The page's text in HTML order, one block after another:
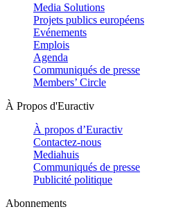
Media Solutions
Projets publics européens
Evénements
Emplois
Agenda
Communiqués de presse
Members’ Circle
À Propos d'Euractiv
À propos d’Euractiv
Contactez-nous
Mediahuis
Communiqués de presse
Publicité politique
Abonnements